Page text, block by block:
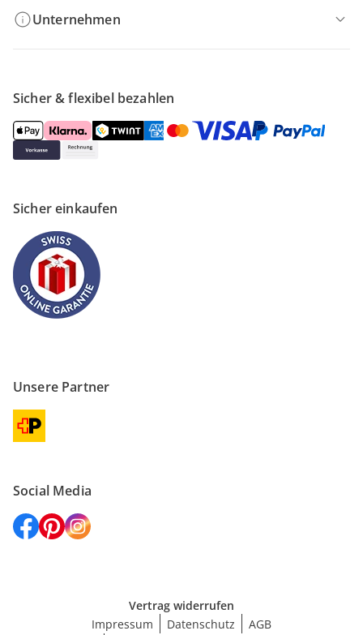
Unternehmen
Sicher & flexibel bezahlen
Sicher einkaufen
Unsere Partner
Social Media
Vertrag widerrufen
Impressum
Datenschutz
AGB